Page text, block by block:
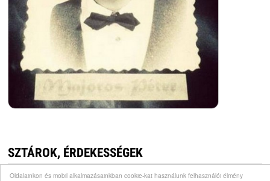
Oldalainkon és mobil alkalmazásainkban cookie-kat használunk felhasználói élmény
SZTÁROK, ÉRDEKESSÉGEK